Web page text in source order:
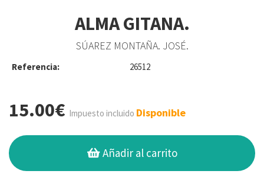
ALMA GITANA.
SÚAREZ MONTAÑA. JOSÉ.
Referencia: 26512
15.00€ Impuesto incluido Disponible
Añadir al carrito